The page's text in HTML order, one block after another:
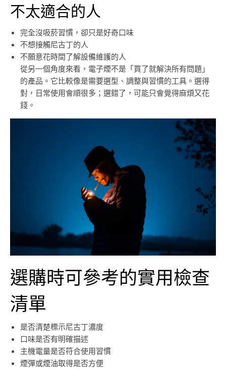
不太適合的人
完全沒吸菸習慣，卻只是好奇口味
不想接觸尼古丁的人
不願意花時間了解設備維護的人
從另一個角度來看，電子煙不是「買了就解決所有問題」
的產品。它比較像是需要選型、調整與習慣的工具。選得
對，日常使用會順很多；選錯了，可能只會覺得麻煩又花
錢。
選購時可參考的實用檢查
清單
是否清楚標示尼古丁濃度
口味是否有明確描述
主機電量是否符合使用習慣
煙彈或煙油取得是否方便